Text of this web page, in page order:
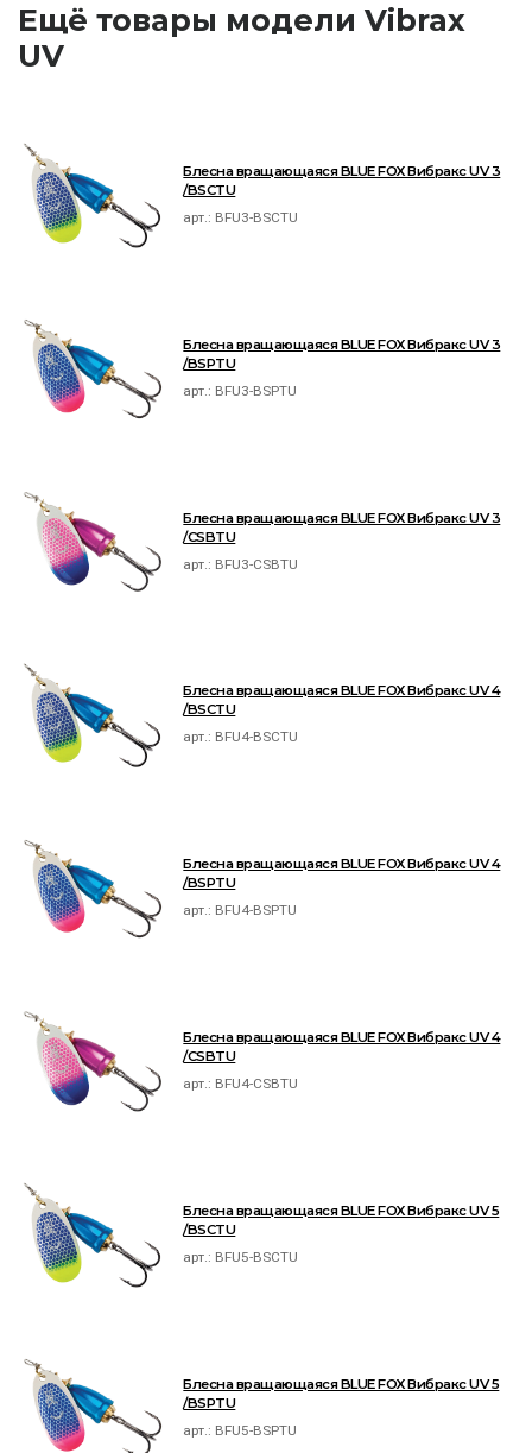
Ещё товары модели Vibrax
UV
Блесна вращающаяся BLUE FOX Вибракс UV 3
/BSCTU
арт.: BFU3-BSCTU
Блесна вращающаяся BLUE FOX Вибракс UV 3
/BSPTU
арт.: BFU3-BSPTU
Блесна вращающаяся BLUE FOX Вибракс UV 3
/CSBTU
арт.: BFU3-CSBTU
Блесна вращающаяся BLUE FOX Вибракс UV 4
/BSCTU
арт.: BFU4-BSCTU
Блесна вращающаяся BLUE FOX Вибракс UV 4
/BSPTU
арт.: BFU4-BSPTU
Блесна вращающаяся BLUE FOX Вибракс UV 4
/CSBTU
арт.: BFU4-CSBTU
Блесна вращающаяся BLUE FOX Вибракс UV 5
/BSCTU
арт.: BFU5-BSCTU
Блесна вращающаяся BLUE FOX Вибракс UV 5
/BSPTU
арт.: BFU5-BSPTU